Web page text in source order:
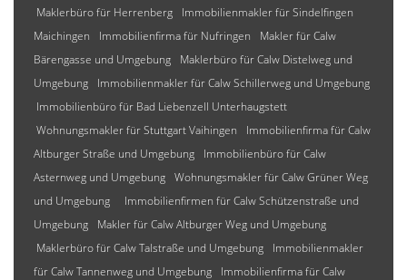
Maklerbüro für Herrenberg
Immobilienmakler für Sindelfingen
Maichingen
Immobilienfirma für Nufringen
Makler für Calw
Bärengasse und Umgebung
Maklerbüro für Calw Distelweg und
Umgebung
Immobilienmakler für Calw Schillerweg und Umgebung
Immobilienbüro für Bad Liebenzell Unterhaugstett
Wohnungsmakler für Stuttgart Vaihingen
Immobilienfirma für Calw
Altburger Straße und Umgebung
Immobilienbüro für Calw
Asternweg und Umgebung Wohnungsmakler für Calw Grüner Weg
und Umgebung
Immobilienfirmen für Calw Schützenstraße und
Umgebung
Makler für Calw Altburger Weg und Umgebung
Maklerbüro für Calw Talstraße und Umgebung
Immobilienmakler
für Calw Tannenweg und Umgebung
Immobilienfirma für Calw